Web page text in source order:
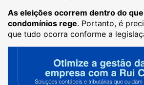
As eleições ocorrem dentro do
condomínios rege. Portanto, é
que tudo ocorra conforme a